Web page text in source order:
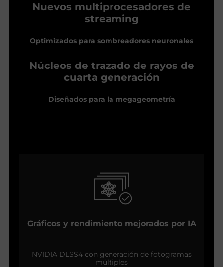
Nuevos multiprocesadores de
streaming
Optimizados para sombreadores neuronales
Núcleos de trazado de rayos de
cuarta generación
Diseñados para la megageometría
Gráficos y rendimiento mejorados por IA
NVIDIA DLSS4 con generación de fotogramas
múltiples